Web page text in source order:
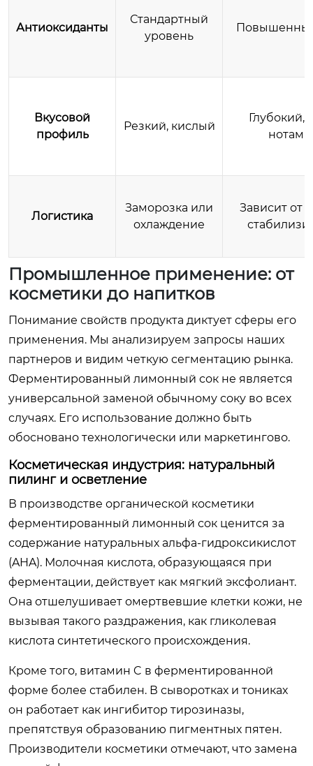
Антиоксиданты
Стандартный
уровень
Повышенный
Вкусовой
профиль
Резкий, кислый
Глубокий,
Логистика
Заморозка или
охлаждение
Зависит от
Промышленное применение: от
косметики до напитков
Понимание свойств продукта диктует сферы его
применения. Мы анализируем запросы наших
партнеров и видим четкую сегментацию рынка.
Ферментированный лимонный сок не является
универсальной заменой обычному соку во всех
случаях. Его использование должно быть
обосновано технологически или маркетингово.
Косметическая индустрия: натуральный
пилинг и осветление
В производстве органической косметики
ферментированный лимонный сок ценится за
содержание натуральных альфа-гидроксикислот
(AHA). Молочная кислота, образующаяся при
ферментации, действует как мягкий эксфолиант.
Она отшелушивает омертвевшие клетки кожи, не
вызывая такого раздражения, как гликолевая
кислота синтетического происхождения.
Кроме того, витамин C в ферментированной
форме более стабилен. В сыворотках и тониках
он работает как ингибитор тирозиназы,
препятствуя образованию пигментных пятен.
Производители косметики отмечают, что замена